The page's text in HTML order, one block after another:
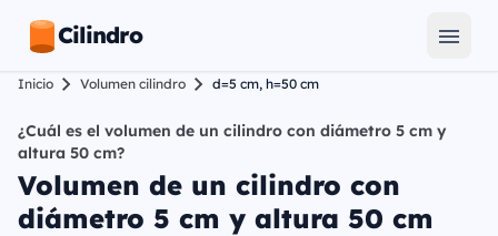
Cilindro
Inicio Volumen cilindro d=5 cm, h=50 cm
¿Cuál es el volumen de un cilindro con diámetro 5 cm y
altura 50 cm?
Volumen de un cilindro con
diámetro 5 cm y altura 50 cm